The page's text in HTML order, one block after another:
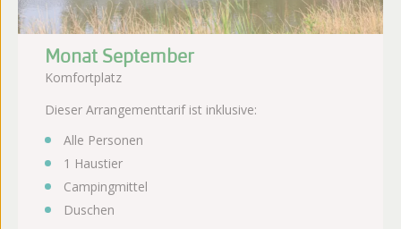
Monat September
Komfortplatz
Dieser Arrangementtarif ist inklusive:
Alle Personen
1 Haustier
Campingmittel
Duschen